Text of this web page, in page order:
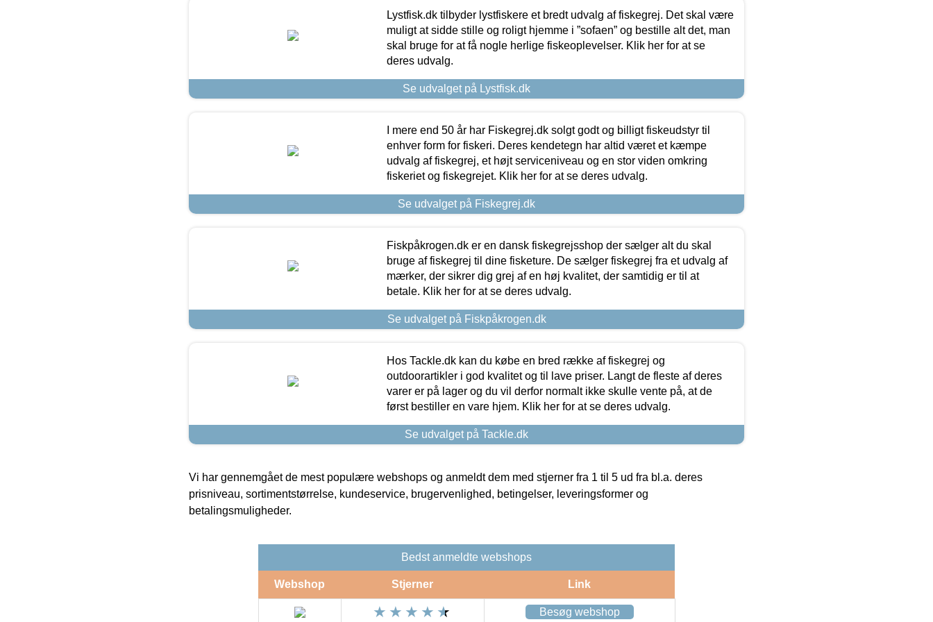
Lystfisk.dk tilbyder lystfiskere et bredt udvalg af fiskegrej. Det skal være
muligt at sidde stille og roligt hjemme i ”sofaen” og bestille alt det, man
skal bruge for at få nogle herlige fiskeoplevelser. Klik her for at se
deres udvalg.
Se udvalget på Lystfisk.dk
I mere end 50 år har Fiskegrej.dk solgt godt og billigt fiskeudstyr til
enhver form for fiskeri. Deres kendetegn har altid været et kæmpe
udvalg af fiskegrej, et højt serviceniveau og en stor viden omkring
fiskeriet og fiskegrejet. Klik her for at se deres udvalg.
Se udvalget på Fiskegrej.dk
Fiskpåkrogen.dk er en dansk fiskegrejsshop der sælger alt du skal
bruge af fiskegrej til dine fisketure. De sælger fiskegrej fra et udvalg af
mærker, der sikrer dig grej af en høj kvalitet, der samtidig er til at
betale. Klik her for at se deres udvalg.
Se udvalget på Fiskpåkrogen.dk
Hos Tackle.dk kan du købe en bred række af fiskegrej og
outdoorartikler i god kvalitet og til lave priser. Langt de fleste af deres
varer er på lager og du vil derfor normalt ikke skulle vente på, at de
først bestiller en vare hjem. Klik her for at se deres udvalg.
Se udvalget på Tackle.dk
Vi har gennemgået de mest populære webshops og anmeldt dem med stjerner fra 1 til 5 ud fra bl.a. deres
prisniveau, sortimentstørrelse, kundeservice, brugervenlighed, betingelser, leveringsformer og
betalingsmuligheder.
Bedst anmeldte webshops
Webshop Stjerner Link
Besøg webshop